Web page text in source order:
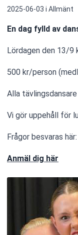
2025-06-03 i Allmänt
En dag fylld av
Lördagen den 13/9
500 kr/person
Alla
Vi gör uppehåll för
Frågor besvaras här:
Anmäl dig här